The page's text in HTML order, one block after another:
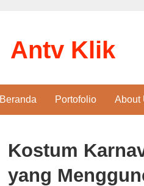
Antv Klik
Beranda Portofolio About
Kostum
yang